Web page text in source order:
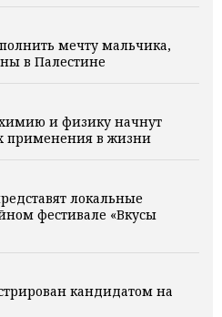
мечту мальчика,
в Палестине
и физику начнут
применения в жизни
локальные
фестивале «Вкусы
кандидатом на